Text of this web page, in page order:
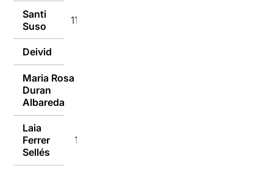
Santi
Suso
11/01/2016
Deivid 11/01/2016
Maria Rosa
Duran
Albareda
Laia
Ferrer
Sellés
11/01/2016